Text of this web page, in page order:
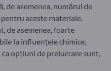
de asemenea, numărul de
aceste materiale.
de asemenea, foarte
la influențele chimice,
opțiuni de prelucrare sunt,